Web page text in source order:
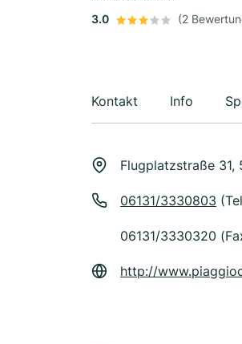
3.0
(2
Kontakt Info
Flugplatzstraße 31,
06131/3330803
06131/3330320
http://